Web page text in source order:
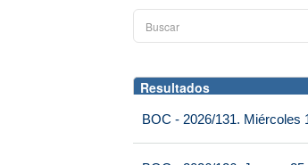
Resultados
BOC - 2026/131. Miércoles